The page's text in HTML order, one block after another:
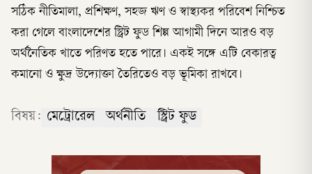
সঠিক নীতিমালা, প্রশিক্ষণ, সহজ ঋণ ও স্বাস্থ্যকর পরিবেশ নিশ্চিত
করা গেলে বাংলাদেশের স্ট্রিট ফুড শিল্প আগামী দিনে আরও বড়
অর্থনৈতিক খাতে পরিণত হতে পারে। একই সঙ্গে এটি বেকারত্ব
কমানো ও ক্ষুদ্র উদ্যোক্তা তৈরিতেও বড় ভূমিকা রাখবে।
বিষয়: মেট্রোরেল অর্থনীতি স্ট্রিট ফুড